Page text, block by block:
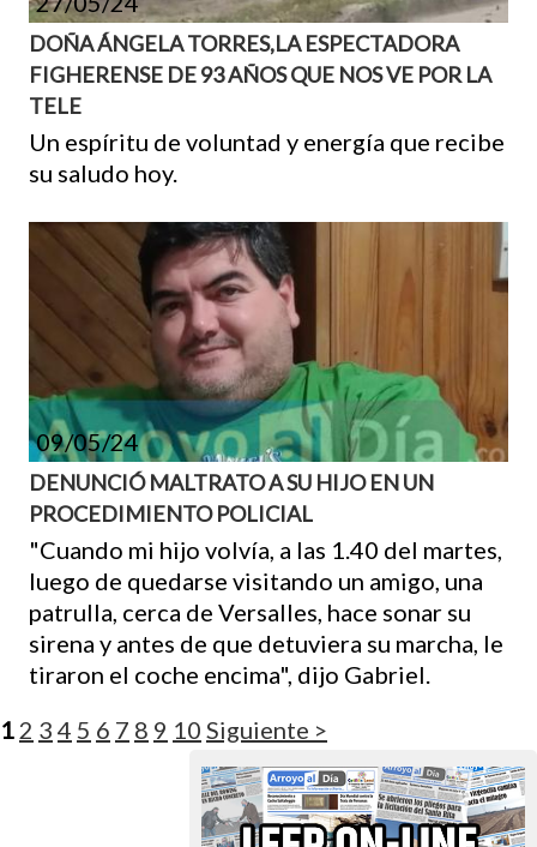
DOÑA ÁNGELA TORRES,LA ESPECTADORA
FIGHERENSE DE 93 AÑOS QUE NOS VE POR LA
TELE
Un espíritu de voluntad y energía que recibe
su saludo hoy.
09/05/24
DENUNCIÓ MALTRATO A SU HIJO EN UN
PROCEDIMIENTO POLICIAL
"Cuando mi hijo volvía, a las 1.40 del martes,
luego de quedarse visitando un amigo, una
patrulla, cerca de Versalles, hace sonar su
sirena y antes de que detuviera su marcha, le
tiraron el coche encima", dijo Gabriel.
1 2 3 4 5 6 7 8 9 10 Siguiente >